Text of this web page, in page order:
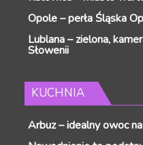
Opole – perła Śląska
Lublana – zielona,
Słowenii
KUCHNIA
Arbuz – idealny owoc